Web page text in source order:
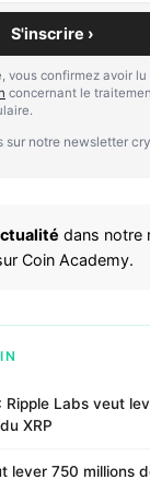
S'inscrire ›
vous confirmez avoir
concernant le
sur notre newsletter
dans notre
Coin Academy.
Labs veut
XRP
lever 750 millions